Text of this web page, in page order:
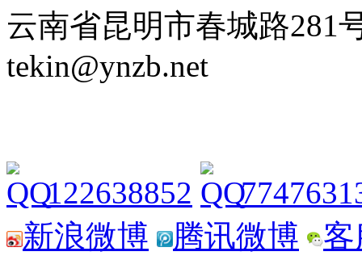
云南省昆明市春城路281
tekin@ynzb.net
122638852
新浪微博
腾讯微博